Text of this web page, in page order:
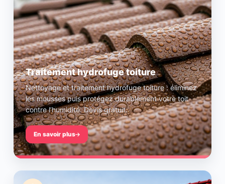
Traitement hydrofuge toiture
Nettoyage et traitement hydrofuge toiture : éliminez
les mousses puis protégez durablement votre toit
contre l’humidité. Devis gratuit.
En savoir plus